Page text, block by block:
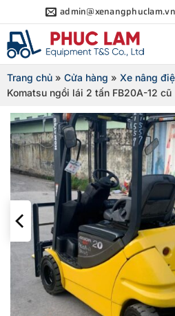
qua
nội
dung
admin@xenangphuclam.vn
Trang chủ » Cửa hàng » Xe nâng
Komatsu ngồi lái 2 tấn FB20A-12 cũ